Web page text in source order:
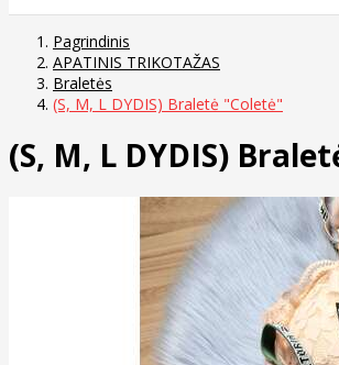
Pagrindinis
APATINIS TRIKOTAŽAS
Braletės
(S, M, L DYDIS) Braletė "Coletė"
(S, M, L DYDIS)